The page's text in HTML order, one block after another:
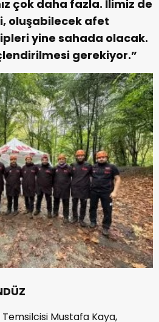
çok daha fazla. İlimiz de
oluşabilecek afet
yine sahada olacak.
gerekiyor.”
Mustafa Kaya,